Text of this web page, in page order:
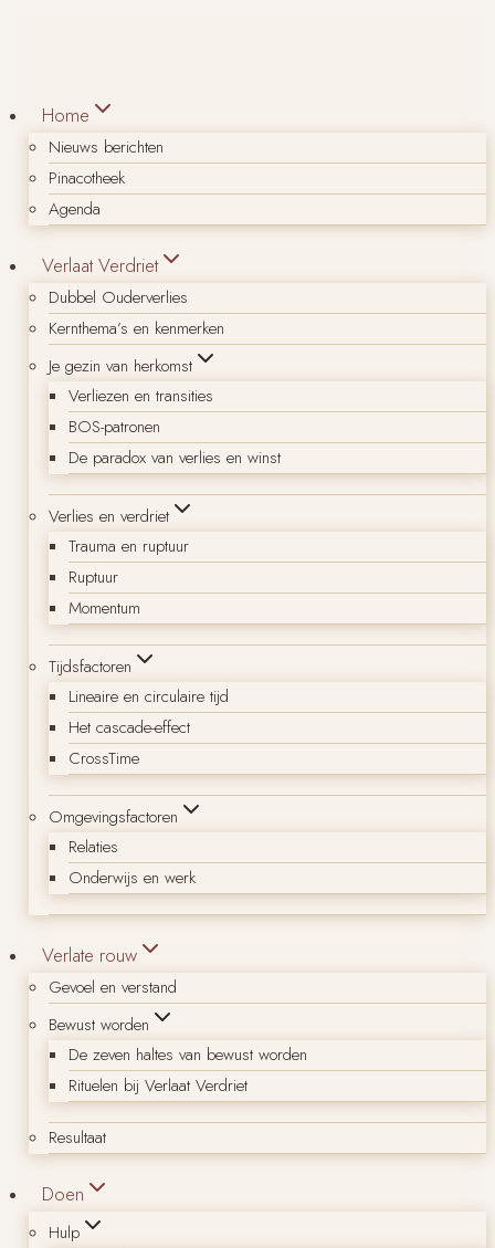
Home
Nieuws berichten
Pinacotheek
Agenda
Verlaat Verdriet
Dubbel Ouderverlies
Kernthema’s en kenmerken
Je gezin van herkomst
Verliezen en transities
BOS-patronen
De paradox van verlies en winst
Verlies en verdriet
Trauma en ruptuur
Ruptuur
Momentum
Tijdsfactoren
Lineaire en circulaire tijd
Het cascade-effect
CrossTime
Omgevingsfactoren
Relaties
Onderwijs en werk
Verlate rouw
Gevoel en verstand
Bewust worden
De zeven haltes van bewust worden
Rituelen bij Verlaat Verdriet
Resultaat
Doen
Hulp